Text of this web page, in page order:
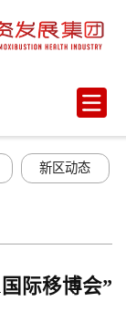
新区动态
际移博会”